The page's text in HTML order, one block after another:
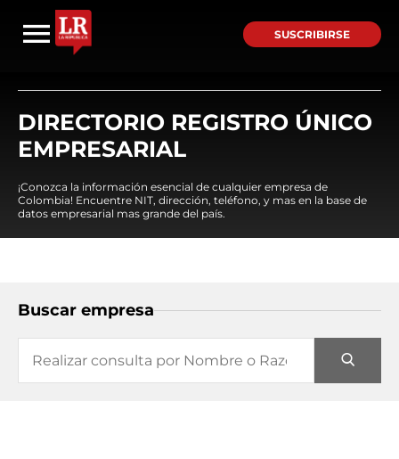
SUSCRIBIRSE
DIRECTORIO REGISTRO ÚNICO
EMPRESARIAL
¡Conozca la información esencial de cualquier empresa de
Colombia! Encuentre NIT, dirección, teléfono, y mas en la base de
datos empresarial mas grande del país.
Buscar empresa